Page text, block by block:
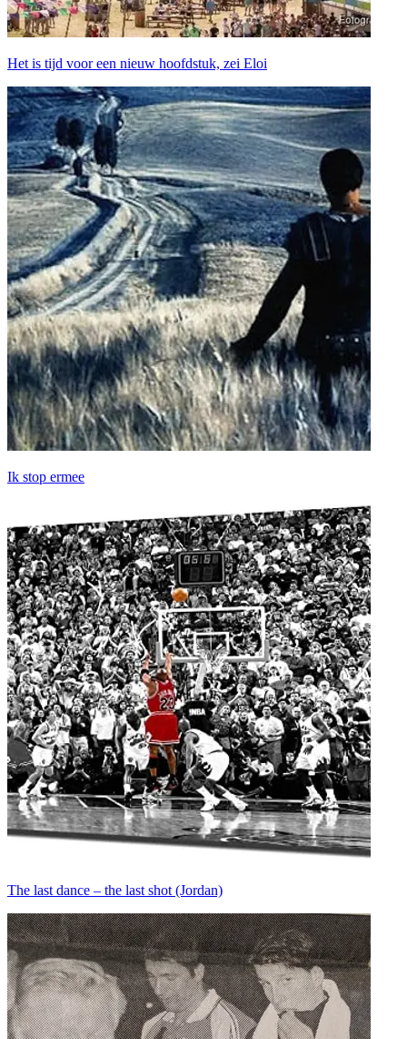
Het is tijd voor een nieuw hoofdstuk, zei Eloi
Ik stop ermee
The last dance – the last shot (Jordan)